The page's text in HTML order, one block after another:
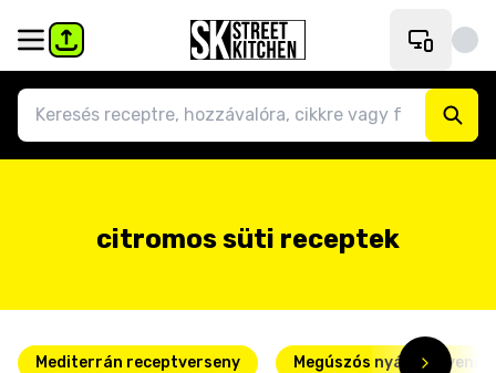
citromos süti receptek
Mediterrán receptverseny Megúszós nyári